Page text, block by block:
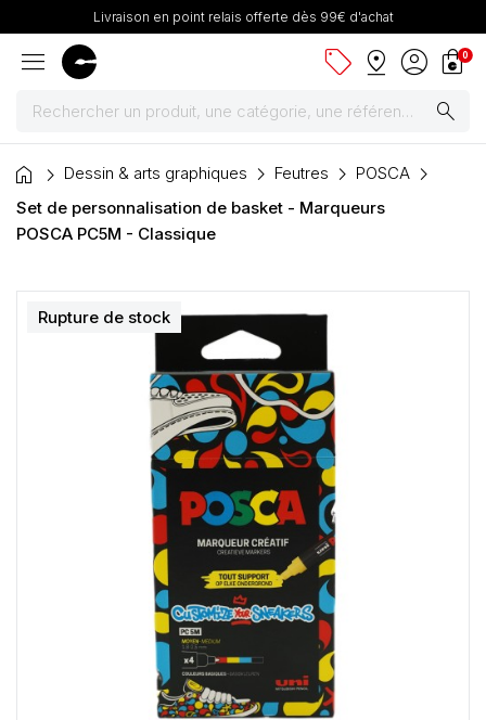
Livraison en point relais offerte dès 99€ d'achat
menu sell pin_drop account_circle shopping_bag
0
search
Peintures
Pinceaux & fournitures
Papiers
Dessin & arts graphiques
Cartons mousse & plume
Coffrets & cadeaux
home Dessin & arts graphiques Feutres
POSCA
Set de personnalisation de basket - Marqueurs
POSCA PC5M - Classique
Rupture de stock